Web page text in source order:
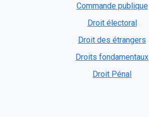
Commande publique
Droit électoral
Droit des étrangers
Droits fondamentaux
Droit Pénal